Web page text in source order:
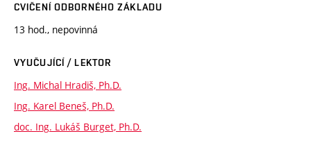
CVIČENÍ ODBORNÉHO ZÁKLADU
13 hod., nepovinná
VYUČUJÍCÍ / LEKTOR
Ing. Michal Hradiš, Ph.D.
Ing. Karel Beneš, Ph.D.
doc. Ing. Lukáš Burget, Ph.D.